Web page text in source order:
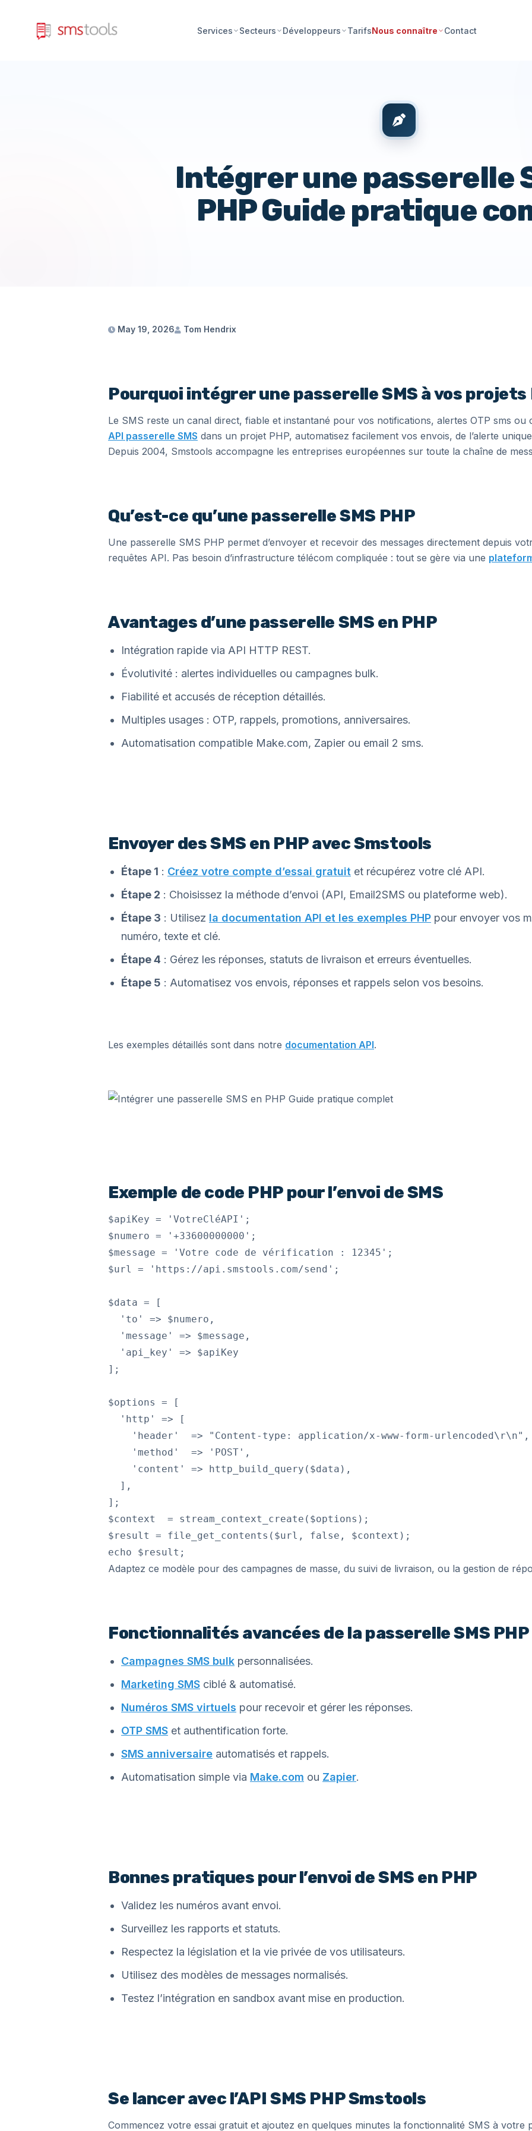
Services Secteurs Développeurs TarifsNous connaître Contact
Intégrer une passerelle
PHP Guide pratique
May 19, 2026 Tom Hendrix
Pourquoi intégrer une passerelle SMS à vos projets
Le SMS reste un canal direct, fiable et instantané pour vos notifications, alertes OTP sms ou
API passerelle SMS dans un projet PHP, automatisez facilement vos envois, de l’alerte
Depuis 2004, Smstools accompagne les entreprises européennes sur toute la chaîne de
Qu’est-ce qu’une passerelle SMS PHP
Une passerelle SMS PHP permet d’envoyer et recevoir des messages directement depuis
requêtes API. Pas besoin d’infrastructure télécom compliquée : tout se gère via une
Avantages d’une passerelle SMS en PHP
Intégration rapide via API HTTP REST.
Évolutivité : alertes individuelles ou campagnes bulk.
Fiabilité et accusés de réception détaillés.
Multiples usages : OTP, rappels, promotions, anniversaires.
Automatisation compatible Make.com, Zapier ou email 2 sms.
Envoyer des SMS en PHP avec Smstools
Étape 1 : Créez votre compte d’essai gratuit et récupérez votre clé API.
Étape 2 : Choisissez la méthode d’envoi (API, Email2SMS ou plateforme web).
Étape 3 : Utilisez la documentation API et les exemples PHP pour envoyer vos
numéro, texte et clé.
Étape 4 : Gérez les réponses, statuts de livraison et erreurs éventuelles.
Étape 5 : Automatisez vos envois, réponses et rappels selon vos besoins.
Les exemples détaillés sont dans notre documentation API.
Exemple de code PHP pour l’envoi de SMS
$apiKey = 'VotreCléAPI';
$numero = '+33600000000';
$message = 'Votre code de vérification : 12345';
$url = 'https://api.smstools.com/send';
$data = [
  'to' => $numero,
  'message' => $message,
  'api_key' => $apiKey
];
$options = [
  'http' => [
    'header'  => "Content-type: application/x-www-form-urlencoded\r\n",
    'method'  => 'POST',
    'content' => http_build_query($data),
  ],
];
$context  = stream_context_create($options);
$result = file_get_contents($url, false, $context);
Adaptez ce modèle pour des campagnes de masse, du suivi de livraison, ou la gestion de
Fonctionnalités avancées de la passerelle SMS PHP
Campagnes SMS bulk personnalisées.
Marketing SMS ciblé & automatisé.
Numéros SMS virtuels pour recevoir et gérer les réponses.
OTP SMS et authentification forte.
SMS anniversaire automatisés et rappels.
Automatisation simple via Make.com ou Zapier.
Bonnes pratiques pour l’envoi de SMS en PHP
Validez les numéros avant envoi.
Surveillez les rapports et statuts.
Respectez la législation et la vie privée de vos utilisateurs.
Utilisez des modèles de messages normalisés.
Testez l’intégration en sandbox avant mise en production.
Se lancer avec l’API SMS PHP Smstools
Commencez votre essai gratuit et ajoutez en quelques minutes la fonctionnalité SMS à votre